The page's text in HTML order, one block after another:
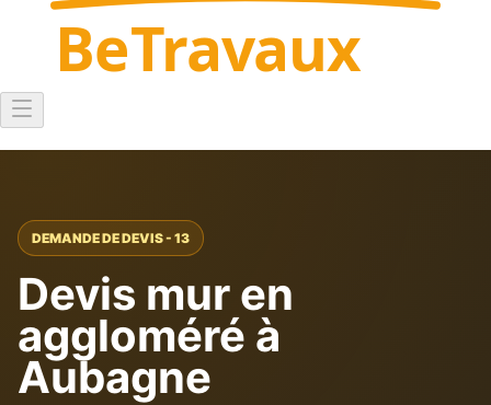
BeTravaux
DEMANDE DE DEVIS - 13
Devis mur en
aggloméré à
Aubagne